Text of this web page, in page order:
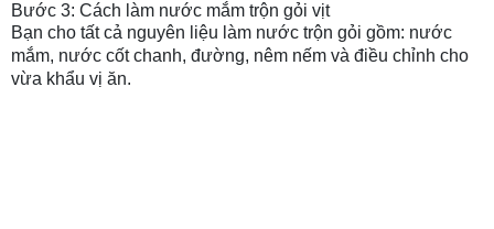
Bước 3: Cách làm nước mắm trộn gỏi vịt
Bạn cho tất cả nguyên liệu làm nước trộn gỏi gồm: nước
mắm, nước cốt chanh, đường, nêm nếm và điều chỉnh cho
vừa khẩu vị ăn.